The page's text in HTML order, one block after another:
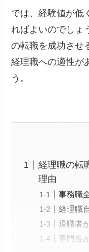
では、経験値が低
ればよいのでしょ
の転職を成功させ
経理職への適性が
う。
経理職の転
理由
事務職
経理職
退職者
専門性